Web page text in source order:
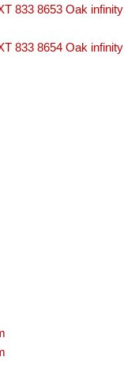
833 8653 Oak infinity
833 8654 Oak infinity